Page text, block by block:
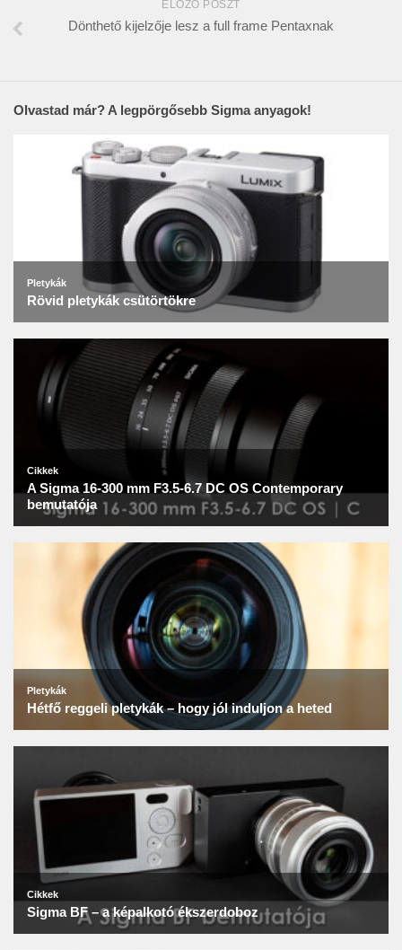
ELŐZŐ POSZT
Dönthető kijelzője lesz a full frame Pentaxnak
Olvastad már? A legpörgősebb Sigma anyagok!